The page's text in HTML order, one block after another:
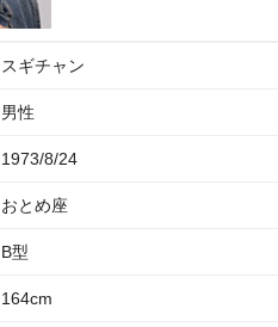
スギチャン
男性
1973/8/24
おとめ座
B型
164cm